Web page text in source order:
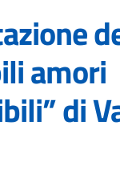
amori
di